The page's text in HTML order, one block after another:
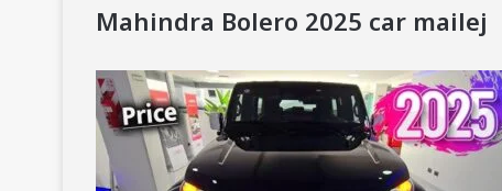
Mahindra Bolero 2025 car mailej